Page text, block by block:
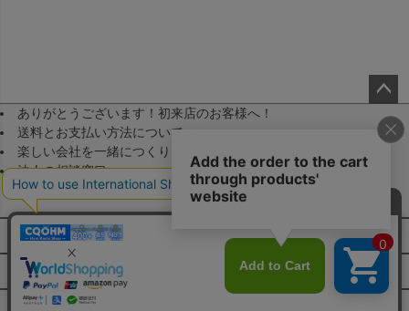
ペー
ジト
ありがとうございます！初来店のお客様へ！
送料とお支払い方法について
楽しい会社を一緒につくりませんか！（採用）
法人の相談窓口
メールマガジン登録
FAQ・お問い合わせ
特定商取引法に基づく表示